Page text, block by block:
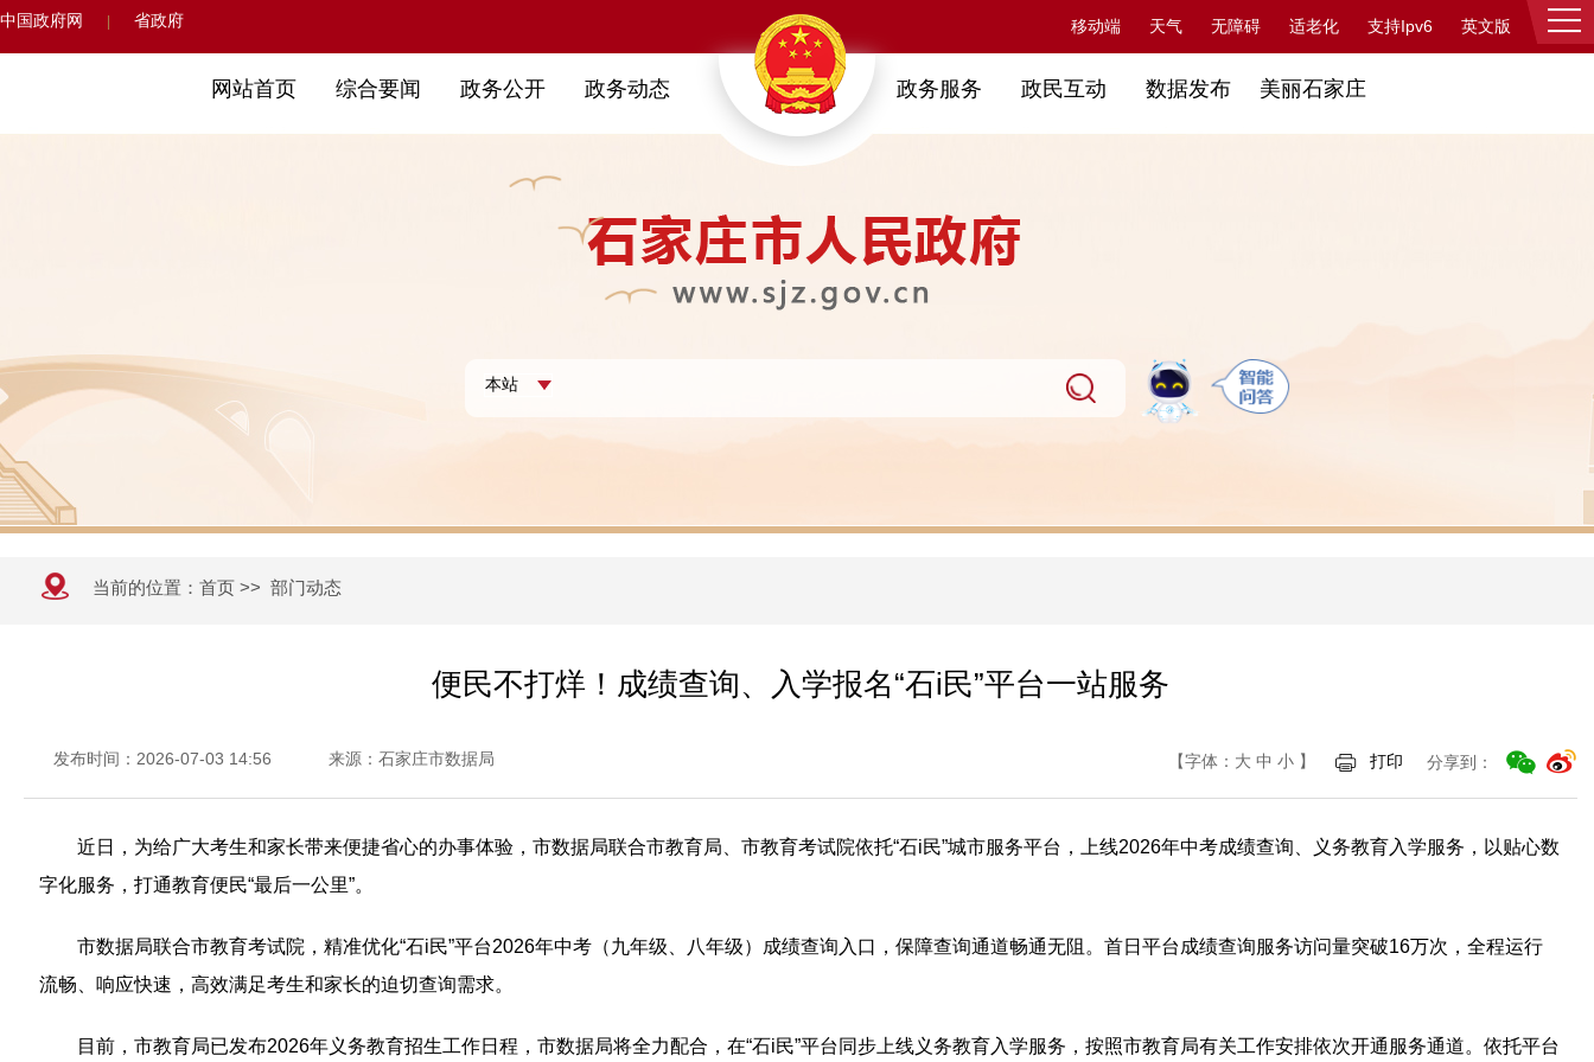
中国政府网 省政府 移动端 天气 无障碍 适老化 支持Ipv6 英文版 登录
网站首页 综合要闻 政务公开 政务动态 政务服务 政民互动 数据发布 美丽石家庄
当前的位置： 首页 >> 部门动态
便民不打烊！成绩查询、入学报名“石i民”平台一站服务
发布时间：2026-07-03 14:56 来源：石家庄市数据局 【字体： 大 中 小 】 打印 分享到：
近日，为给广大考生和家长带来便捷省心的办事体验，市数据局联合市教育局、市教育考试院依托“石i民”城市服务平台，上线2026年中考成绩查询、义务教育入学服务，以贴心数
字化服务，打通教育便民“最后一公里”。
市数据局联合市教育考试院，精准优化“石i民”平台2026年中考（九年级、八年级）成绩查询入口，保障查询通道畅通无阻。首日平台成绩查询服务访问量突破16万次，全程运行
流畅、响应快速，高效满足考生和家长的迫切查询需求。
目前，市教育局已发布2026年义务教育招生工作日程，市数据局将全力配合，在“石i民”平台同步上线义务教育入学服务，按照市教育局有关工作安排依次开通服务通道。依托平台